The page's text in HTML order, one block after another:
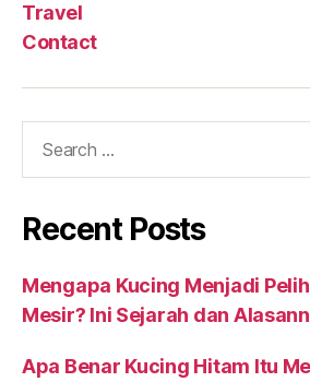
Travel
Contact
Recent Posts
Mengapa Kucing Menjadi
Mesir? Ini Sejarah dan
Apa Benar Kucing Hitam Itu